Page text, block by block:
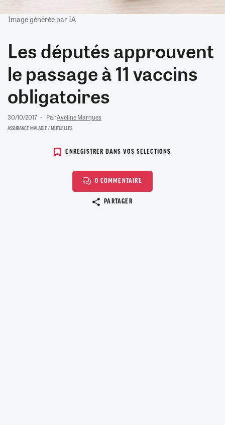
Image générée par IA
Les députés approuvent
le passage à 11 vaccins
obligatoires
30/10/2017 ParAveline Marques
ASSURANCE MALADIE / MUTUELLES
ENREGISTRER DANS VOS SELECTIONS
0 COMMENTAIRE
PARTAGER